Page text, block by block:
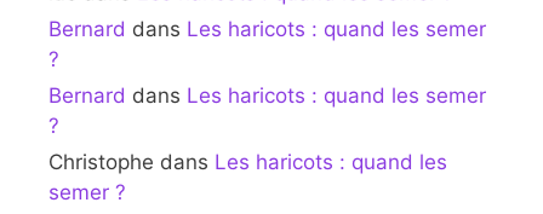
Bernard dans Les haricots : quand les semer
?
Bernard dans Les haricots : quand les semer
?
Christophe dans Les haricots : quand les
semer ?